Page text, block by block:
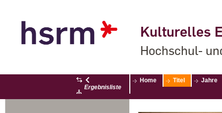
Kulturelles
Hochschul-
Ergebnisliste
Home Titel Jahre